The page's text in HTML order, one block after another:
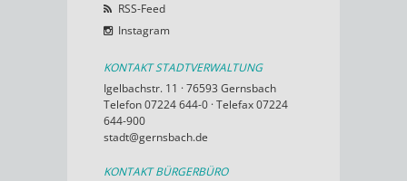
RSS-Feed
Instagram
KONTAKT STADTVERWALTUNG
Igelbachstr. 11 · 76593 Gernsbach
Telefon 07224 644-0 · Telefax 07224
644-900
stadt@gernsbach.de
KONTAKT BÜRGERBÜRO